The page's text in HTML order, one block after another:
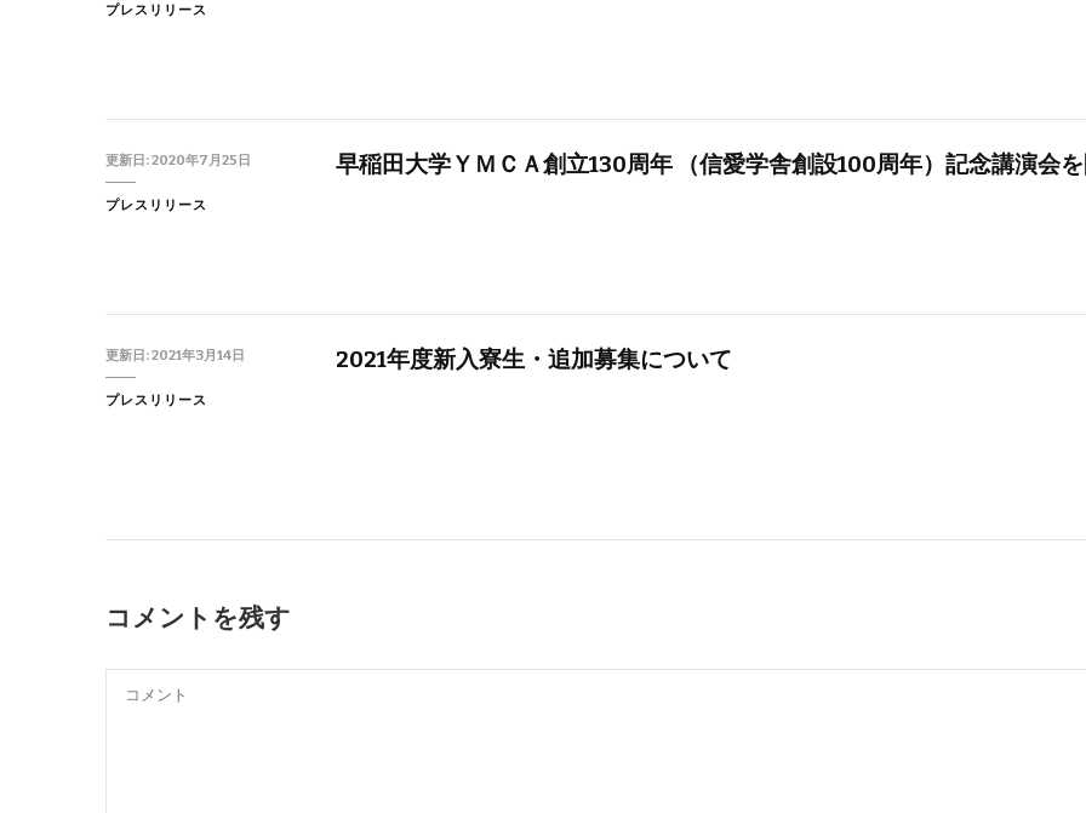
プレスリリース
更新日:2020年7月25日
プレスリリース
早稲田大学ＹＭＣＡ創立130周年 （信愛学舎創設100周年）記念講演会
更新日:2021年3月14日
プレスリリース
2021年度新入寮生・追加募集について
コメントを残す